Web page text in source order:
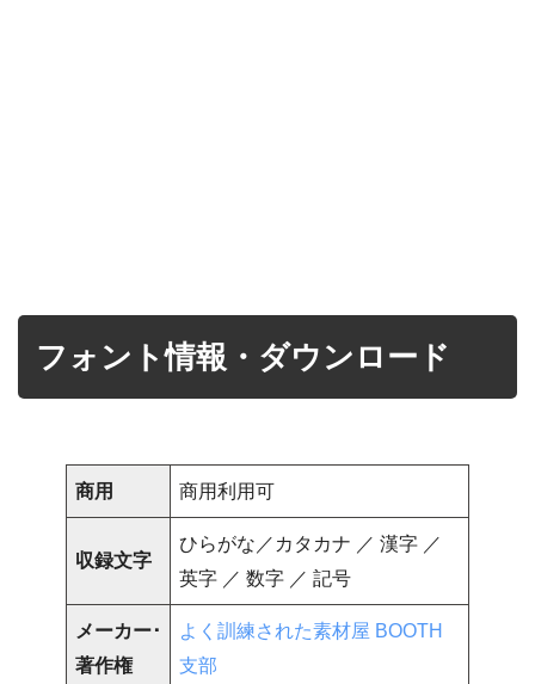
フォント情報・ダウンロード
商用 商用利用可
収録文字
ひらがな／カタカナ ／ 漢字 ／
英字 ／ 数字 ／ 記号
メーカー･
著作権
よく訓練された素材屋 BOOTH
支部